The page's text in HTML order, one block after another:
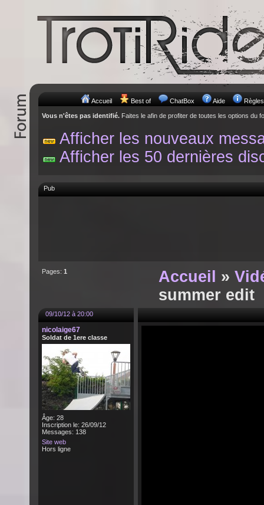
Accueil Best of ChatBox Aide Règles
Vous n'êtes pas identifié. Faites le afin de profiter de toutes les options du
Afficher les nouveaux
Afficher les 50 dernières
Pub
Pages: 1 Accueil »
summer edit
09/10/12 à 20:00
nicolaige67
Soldat de 1ere classe
Âge: 28
Inscription le: 26/09/12
Messages: 138
Site web
Hors ligne